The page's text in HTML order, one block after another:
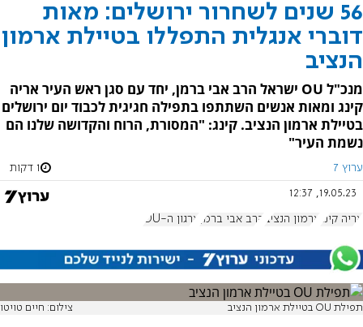
56 שנים לשחרור ירושלים: מאות
דוברי אנגלית התפללו בטיילת ארמון
הנציב
מנכ"ל OU ישראל הרב אבי ברמן, יחד עם סגן ראש העיר אריה
קינג ומאות אנשים השתתפו בתפילה חגיגית לכבוד יום ירושלים
בטיילת ארמון הנציב. קינג: "המסורת, הרוח והקדושה שלנו הם
נשמת העיר"
ערוץ 7 1 דקות
19.05.23, 12:37
אריה קינג ארמון הנציב הרב אבי ברמן ארגון ה-OU
תפילת OU בטיילת ארמון הנציב צילום: חיים טויטו